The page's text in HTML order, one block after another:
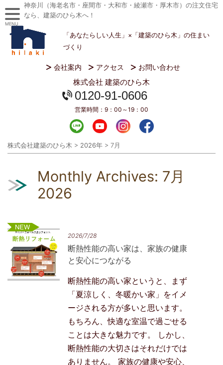
神奈川（海老名市・座間市・大和市・綾瀬市・厚木市）の注文住宅
なら、建築のひら木へ！
「あなたらしい人生」×「建築のひら木」の住まい
づくり
会社案内 アクセス お問い合わせ
株式会社 建築のひら木
0120-91-0606
営業時間： 9：00～19：00
株式会社建築のひら木 > 2026年 > 7月
Monthly Archives: 7月
2026
新着
2026/7/28
断熱性能の高い家は、家族の健康
と安心につながる
断熱性能の高い家というと、まず
「夏涼しく、冬暖かい家」をイメ
ージされる方が多いと思います。
もちろん、快適な室温で過ごせる
ことは大きな魅力です。 しかし、
断熱性能の大切さはそれだけでは
ありません。 家族の健康や安心、
MENU